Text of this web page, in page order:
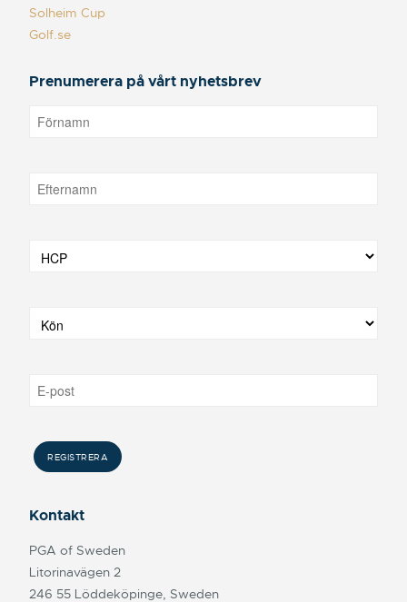
Solheim Cup
Golf.se
Prenumerera på vårt nyhetsbrev
Kontakt
PGA of Sweden
Litorinavägen 2
246 55 Löddeköpinge, Sweden